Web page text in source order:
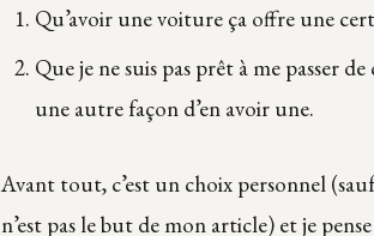
Qu’avoir une voiture ça offre une
Que je ne suis pas prêt à me passer
une autre façon d’en avoir une.
Avant tout, c’est un choix personnel
n’est pas le but de mon article) et je